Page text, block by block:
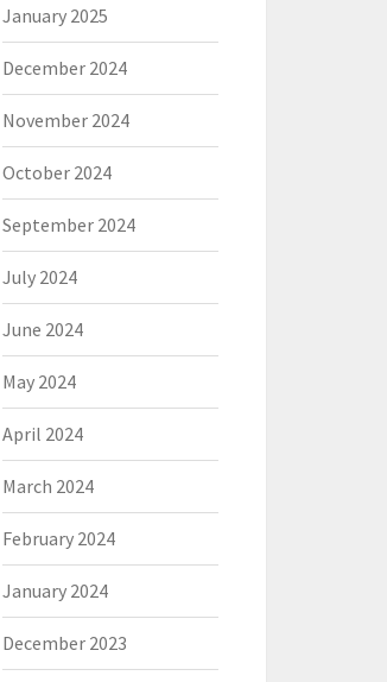
January 2025
December 2024
November 2024
October 2024
September 2024
July 2024
June 2024
May 2024
April 2024
March 2024
February 2024
January 2024
December 2023